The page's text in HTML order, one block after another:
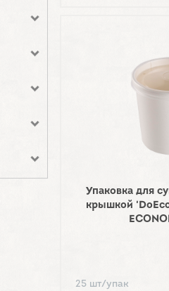
Упаковка для
крышкой
25 шт/упак